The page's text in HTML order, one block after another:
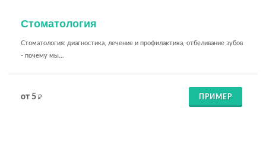
Стоматология
Стоматология: диагностика, лечение и профилактика, отбеливание зубов
- почему мы...
от 5 ₽ ПРИМЕР